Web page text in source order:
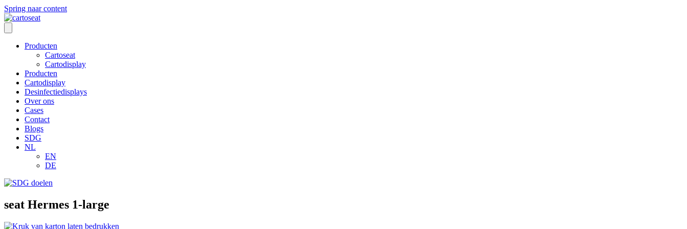
Spring naar content
Producten
Cartoseat
Cartodisplay
Producten
Cartodisplay
Desinfectiedisplays
Over ons
Cases
Contact
Blogs
SDG
NL
EN
DE
seat Hermes 1-large